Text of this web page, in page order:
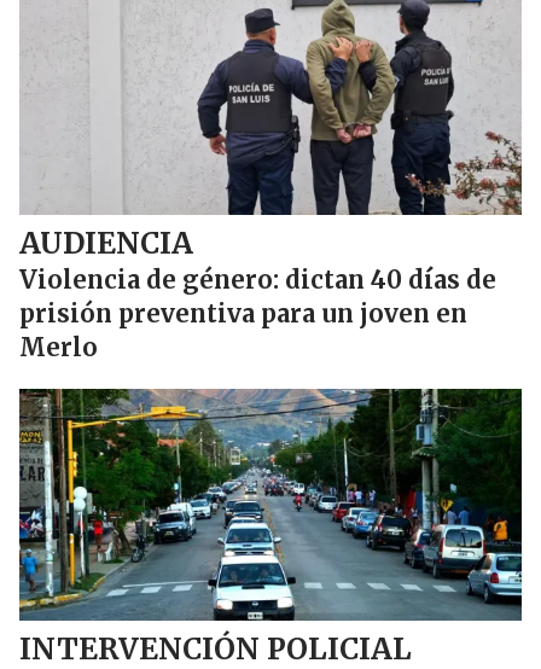
AUDIENCIA
Violencia de género: dictan 40 días de
prisión preventiva para un joven en
Merlo
INTERVENCIÓN POLICIAL